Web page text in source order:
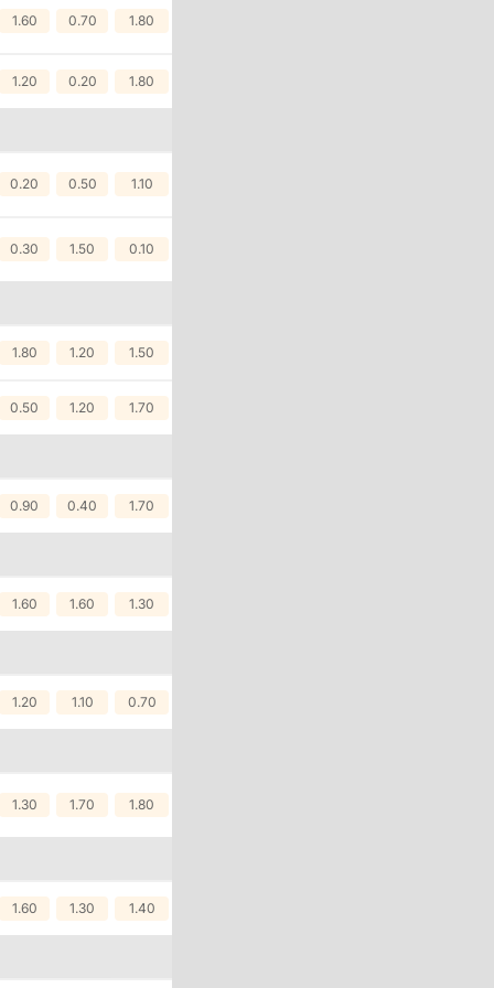
1.60 0.70 1.80
1.20 0.20 1.80
0.20 0.50 1.10
0.30 1.50 0.10
1.80 1.20 1.50
0.50 1.20 1.70
0.90 0.40 1.70
1.60 1.60 1.30
1.20 1.10 0.70
1.30 1.70 1.80
1.60 1.30 1.40
Số
các bản tin
dữ liệu từ các